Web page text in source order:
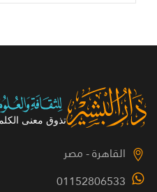
القاهرة - مصر
01152806533